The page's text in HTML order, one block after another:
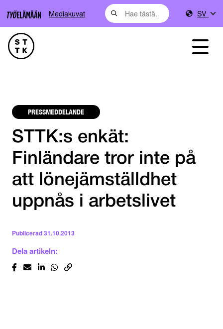
Mediakuvat SV
PRESSMEDDELANDE
STTK:s enkät:
Finländare tror inte på
att lönejämställdhet
uppnås i arbetslivet
Publicerad31.10.2013
Dela artikeln: